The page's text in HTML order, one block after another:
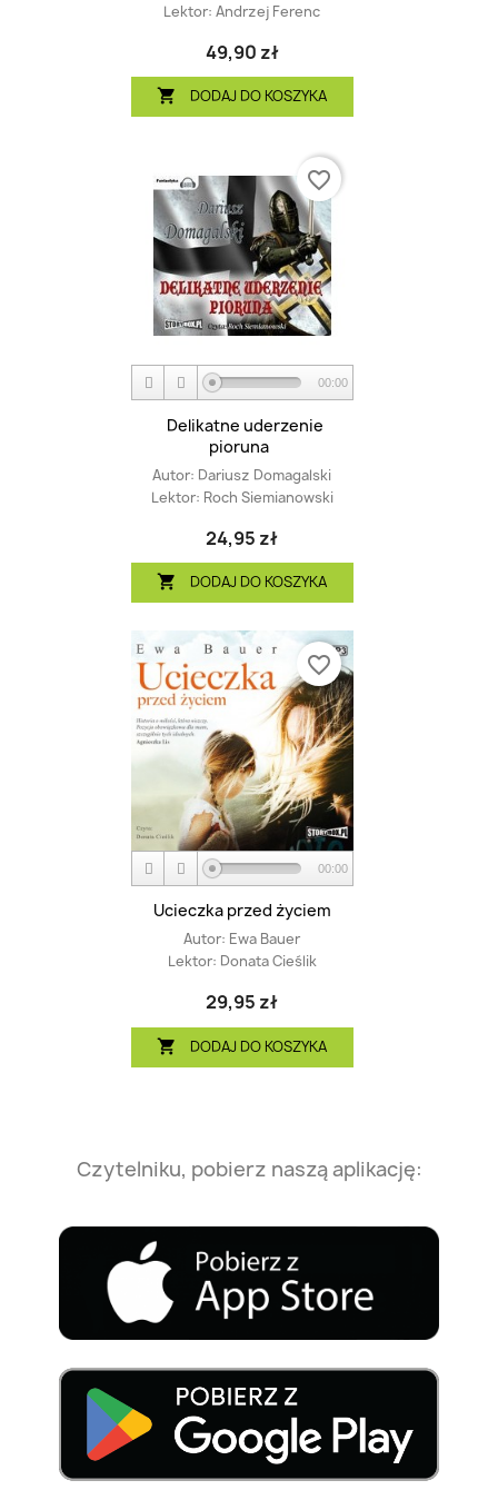
Lektor: Andrzej Ferenc
49,90 zł
 DODAJ DO KOSZYKA
00:00
Delikatne uderzenie
pioruna
Autor: Dariusz Domagalski
Lektor: Roch Siemianowski
24,95 zł
 DODAJ DO KOSZYKA
favorite_border
00:00
Ucieczka przed życiem
Autor: Ewa Bauer
Lektor: Donata Cieślik
29,95 zł
 DODAJ DO KOSZYKA
favorite_border
Czytelniku, pobierz naszą aplikację: